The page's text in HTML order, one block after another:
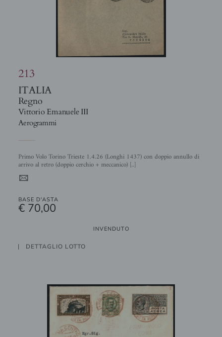
213
ITALIA
Regno
Vittorio Emanuele III
Aerogrammi
Primo Volo Torino Trieste 1.4.26 (Longhi 1437) con doppio annullo di
arrivo al retro (doppio cerchio + meccanico) [..]
4
BASE D'ASTA
€ 70,00
INVENDUTO
DETTAGLIO LOTTO